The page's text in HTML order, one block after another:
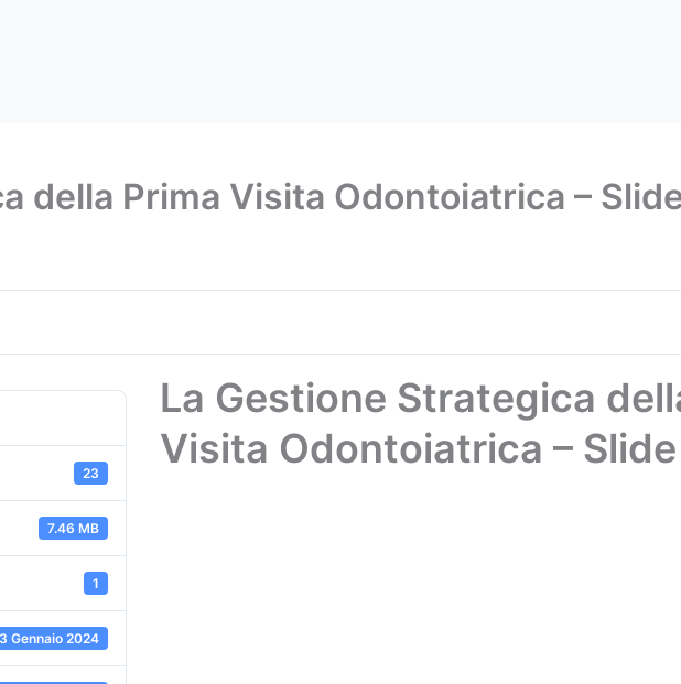
della Prima Visita Odontoiatrica –
23
7.46 MB
1
3 Gennaio 2024
La Gestione Strategica
Visita Odontoiatrica – Slide